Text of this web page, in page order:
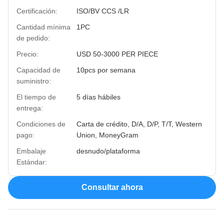
Certificación:
ISO/BV CCS /LR
Cantidad mínima
de pedido:
1PC
Precio:
USD 50-3000 PER PIECE
Capacidad de
suministro:
10pcs por semana
El tiempo de
entrega:
5 días hábiles
Condiciones de
pago:
Carta de crédito, D/A, D/P, T/T, Western
Union, MoneyGram
Embalaje
Estándar:
desnudo/plataforma
Consultar ahora